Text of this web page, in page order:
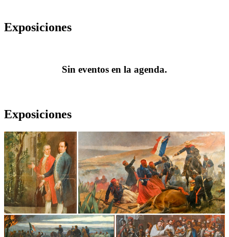
Exposiciones
Sin eventos en la agenda.
Exposiciones